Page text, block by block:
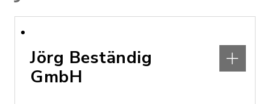
Jörg Beständig
GmbH